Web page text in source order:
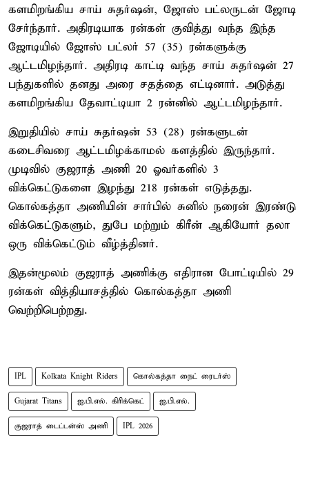
களமிறங்கிய சாய் சுதர்ஷன், ஜோஸ் பட்லருடன் ஜோடி
சேர்ந்தார். அதிரடியாக ரன்கள் குவித்து வந்த இந்த
ஜோடியில் ஜோஸ் பட்லர் 57 (35) ரன்களுக்கு
ஆட்டமிழந்தார். அதிரடி காட்டி வந்த சாய் சுதர்ஷன் 27
பந்துகளில் தனது அரை சதத்தை எட்டினார். அடுத்து
களமிறங்கிய தேவாட்டியா 2 ரன்னில் ஆட்டமிழந்தார்.
இறுதியில் சாய் சுதர்ஷன் 53 (28) ரன்களுடன்
கடைசிவரை ஆட்டமிழக்காமல் களத்தில் இருந்தார்.
முடிவில் குஜராத் அணி 20 ஓவர்களில் 3
விக்கெட்டுகளை இழந்து 218 ரன்கள் எடுத்தது.
கொல்கத்தா அணியின் சார்பில் சுனில் நரைன் இரண்டு
விக்கெட்டுகளும், துபே மற்றும் கிரீன் ஆகியோர் தலா
ஒரு விக்கெட்டும் வீழ்த்தினர்.
இதன்மூலம் குஜராத் அணிக்கு எதிரான போட்டியில் 29
ரன்கள் வித்தியாசத்தில் கொல்கத்தா அணி
வெற்றிபெற்றது.
IPL Kolkata Knight Riders கொல்கத்தா நைட் ரைடர்ஸ்
Gujarat Titans ஐ.பி.எல். கிரிக்கெட் ஐ.பி.எல்.
குஜராத் டைட்டன்ஸ் அணி IPL 2026